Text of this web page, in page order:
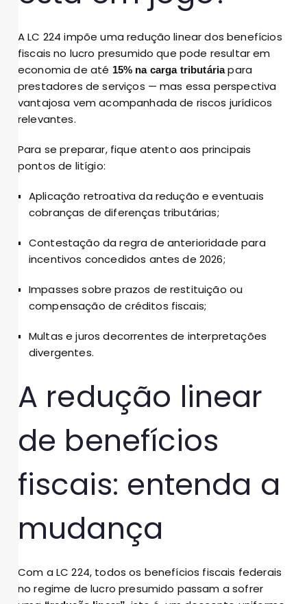
A LC 224 impõe uma redução linear dos benefícios
fiscais no lucro presumido que pode resultar em
economia de até 15% na carga tributáriapara
prestadores de serviços — mas essa perspectiva
vantajosa vem acompanhada de riscos jurídicos
relevantes.
Para se preparar, fique atento aos principais
pontos de litígio:
Aplicação retroativa da redução e eventuais
cobranças de diferenças tributárias;
Contestação da regra de anterioridade para
incentivos concedidos antes de 2026;
Impasses sobre prazos de restituição ou
compensação de créditos fiscais;
Multas e juros decorrentes de interpretações
divergentes.
A redução linear
de benefícios
fiscais: entenda a
mudança
Com a LC 224, todos os benefícios fiscais federais
no regime de lucro presumido passam a sofrer